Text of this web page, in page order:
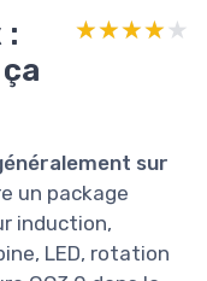
:
★★★★★
★★★★★
sur
un package
induction,
LED, rotation